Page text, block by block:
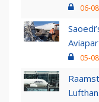
06-
05-